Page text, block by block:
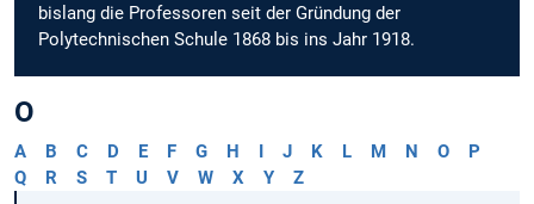
bislang die Professoren seit der Gründung der
Polytechnischen Schule 1868 bis ins Jahr 1918.
O
A B C D E F G H I J K L M N O
P
Q
R S T U V W X Y Z